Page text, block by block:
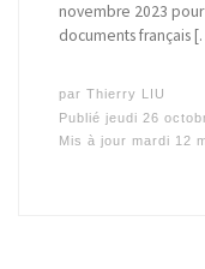
novembre 2023
documents français
parThierry LIU
Publié jeudi 26
Mis à jour mardi 12